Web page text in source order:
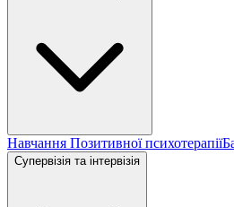
Навчання Позитивної психотерапії
Супервізія та інтервізія